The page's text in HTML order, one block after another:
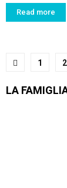
Read more
Posts
1 2
LA